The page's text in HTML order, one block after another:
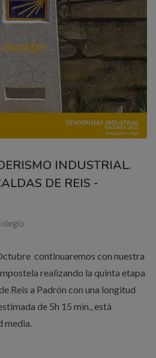
INDUSTRIAL.
DE REIS -
continuaremos con nuestra
realizando la quinta etapa
Reis a Padrón con una longitud
de 5h 15 min., está
media.